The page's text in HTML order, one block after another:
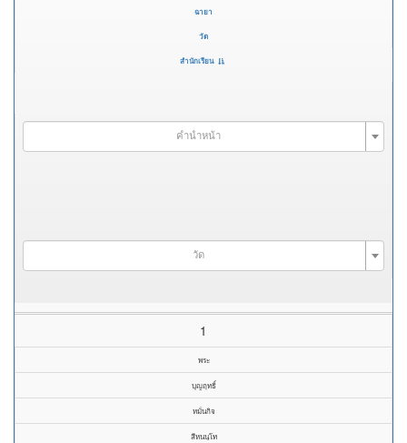
ฉายา
วัด
สำนักเรียน
คำนำหน้า
วัด
1
พระ
บุญฤทธิ์
หมั่นกิจ
สีหนนฺโท